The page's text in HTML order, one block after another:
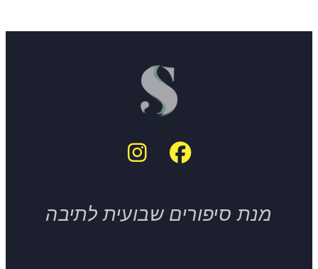
מנת סיפורים שבועית לתיבה